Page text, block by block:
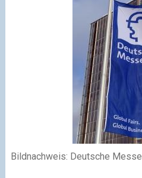
Bildnachweis: Deutsche Messe